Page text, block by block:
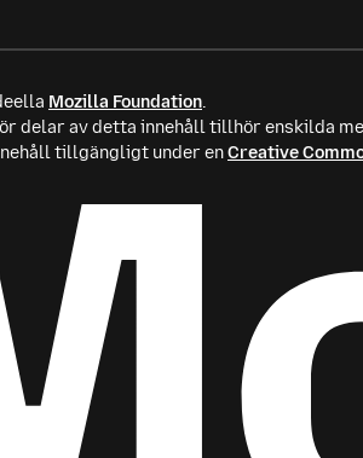
Mozilla Foundation.
delar av detta innehåll tillhör enskilda
tillgängligt under enCreative